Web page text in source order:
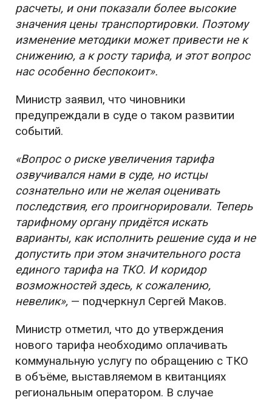
расчеты, и они показали более высокие
значения цены транспортировки. Поэтому
изменение методики может привести не к
снижению, а к росту тарифа, и этот вопрос
нас особенно беспокоит».
Министр заявил, что чиновники
предупреждали в суде о таком развитии
событий.
«Вопрос о риске увеличения тарифа
озвучивался нами в суде, но истцы
сознательно или не желая оценивать
последствия, его проигнорировали. Теперь
тарифному органу придётся искать
варианты, как исполнить решение суда и не
допустить при этом значительного роста
единого тарифа на ТКО. И коридор
возможностей здесь, к сожалению,
невелик», — подчеркнул Сергей Маков.
Министр отметил, что до утверждения
нового тарифа необходимо оплачивать
коммунальную услугу по обращению с ТКО
в объёме, выставляемом в квитанциях
региональным оператором. В случае